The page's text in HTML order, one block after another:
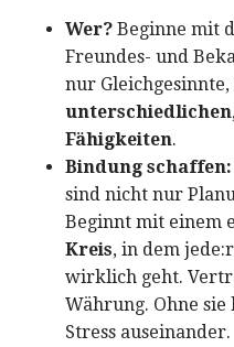
Wer? Beginne mit
Freundes- und
nur
Fähigkeiten.
Bindung schaffen:
sind nicht nur
Beginnt mit einem
Kreis, in dem
wirklich geht.
Währung. Ohne
Stress auseinander.